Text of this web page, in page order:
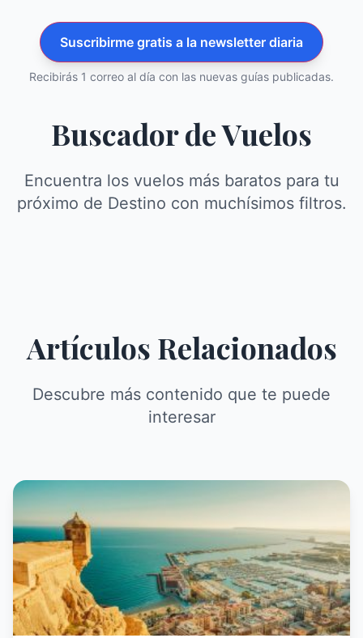
Suscribirme gratis a la newsletter diaria
Recibirás 1 correo al día con las nuevas guías publicadas.
Buscador de Vuelos
Encuentra los vuelos más baratos para tu
próximo de Destino con muchísimos filtros.
Artículos Relacionados
Descubre más contenido que te puede
interesar